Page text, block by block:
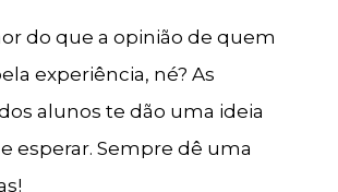
do que a opinião de quem
experiência, né? As
alunos te dão uma ideia
esperar. Sempre dê uma